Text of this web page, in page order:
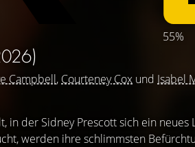
55%
Campbell, Courteney Cox und Isabel
in der Sidney Prescott sich ein
werden ihre schlimmsten